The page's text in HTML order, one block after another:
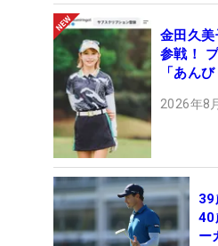
金田久
参戦！
「あん
2026年8
39
40
ー